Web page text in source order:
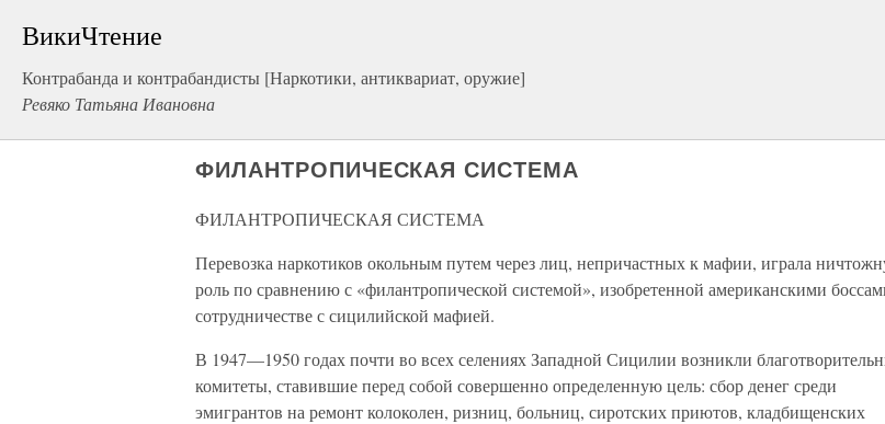
ВикиЧтение
Контрабанда и контрабандисты [Наркотики, антиквариат, оружие]
Ревяко Татьяна Ивановна
ФИЛАНТРОПИЧЕСКАЯ СИСТЕМА
ФИЛАНТРОПИЧЕСКАЯ СИСТЕМА
Перевозка наркотиков окольным путем через лиц, непричастных к мафии, играла
роль по сравнению с «филантропической системой», изобретенной американскими
сотрудничестве с сицилийской мафией.
В 1947—1950 годах почти во всех селениях Западной Сицилии возникли
комитеты, ставившие перед собой совершенно определенную цель: сбор денег среди
эмигрантов на ремонт колоколен, ризниц, больниц, сиротских приютов, кладбищенских